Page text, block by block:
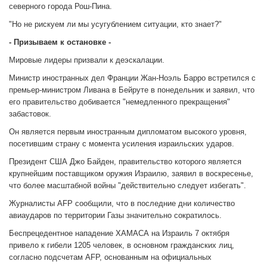
северного города Рош-Пина.
"Но не рискуем ли мы усугублением ситуации, кто знает?"
- Призываем к остановке -
Мировые лидеры призвали к деэскалации.
Министр иностранных дел Франции Жан-Ноэль Барро встретился с
премьер-министром Ливана в Бейруте в понедельник и заявил, что
его правительство добивается "немедленного прекращения"
забастовок.
Он является первым иностранным дипломатом высокого уровня,
посетившим страну с момента усиления израильских ударов.
Президент США Джо Байден, правительство которого является
крупнейшим поставщиком оружия Израилю, заявил в воскресенье,
что более масштабной войны "действительно следует избегать".
Журналисты AFP сообщили, что в последние дни количество
авиаударов по территории Газы значительно сократилось.
Беспрецедентное нападение ХАМАСА на Израиль 7 октября
привело к гибели 1205 человек, в основном гражданских лиц,
согласно подсчетам AFP, основанным на официальных